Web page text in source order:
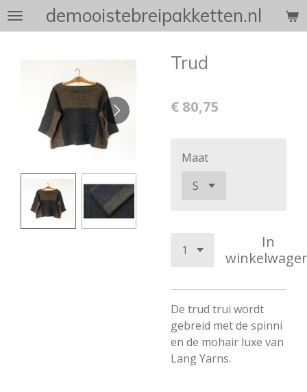
Ga
direct
hoofdinhoud
demooistebreipakketten.nl
Trud
€ 80,75
Maat
In
De trud trui wordt
gebreid met de spinni
en de mohair luxe van
Lang Yarns.